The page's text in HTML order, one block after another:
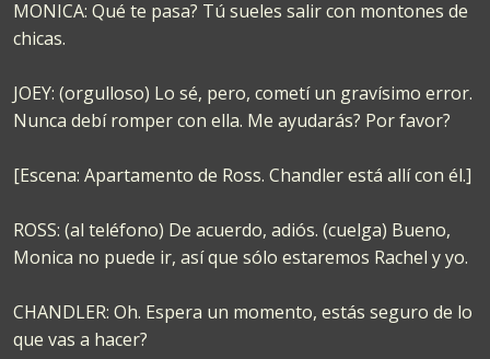
MONICA: Qué te pasa? Tú sueles salir con montones de
chicas.
JOEY: (orgulloso) Lo sé, pero, cometí un gravísimo error.
Nunca debí romper con ella. Me ayudarás? Por favor?
[Escena: Apartamento de Ross. Chandler está allí con él.]
ROSS: (al teléfono) De acuerdo, adiós. (cuelga) Bueno,
Monica no puede ir, así que sólo estaremos Rachel y yo.
CHANDLER: Oh. Espera un momento, estás seguro de lo
que vas a hacer?